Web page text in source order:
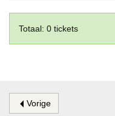
Totaal: 0 tickets
Vorige